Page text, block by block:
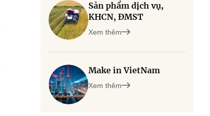
Sản phẩm dịch vụ,
KHCN, ĐMST
Xem thêm
Make in VietNam
Xem thêm